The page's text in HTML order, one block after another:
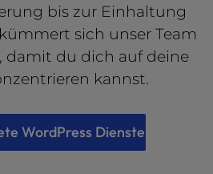
bis zur Einhaltung
sich unser Team
damit du dich auf deine
kannst.
WordPress Dienste